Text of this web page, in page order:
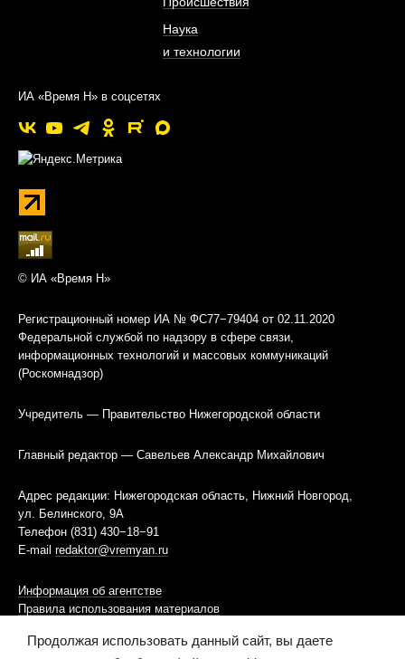
Наука
и технологии
ИА «Время Н» в соцсетях
© ИА «Время Н»
Регистрационный номер ИА № ФС77−79404 от 02.11.2020
Федеральной службой по надзору в сфере связи,
информационных технологий и массовых коммуникаций
(Роскомнадзор)
Учредитель — Правительство Нижегородской области
Главный редактор — Савельев Александр Михайлович
Адрес редакции: Нижегородская область, Нижний Новгород,
ул. Белинского, 9А
Телефон (831) 430−18−91
E-mail redaktor@vremyan.ru
Информация об агентстве
Правила использования материалов
Информационная политика использования «cookies»-файлов
Продолжая использовать данный сайт, вы даете